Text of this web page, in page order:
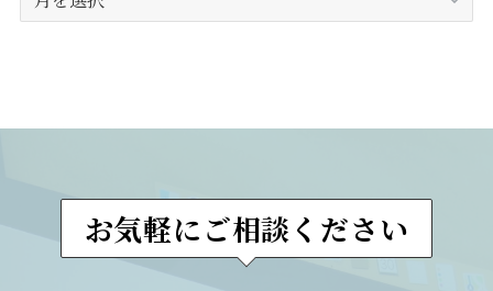
ー
お気軽にご相談ください